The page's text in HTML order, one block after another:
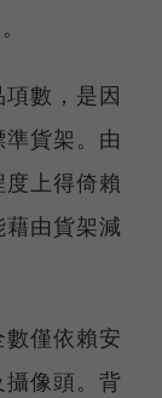
數，是因
貨架。由
上得倚賴
由貨架減
僅依賴安
像頭。背